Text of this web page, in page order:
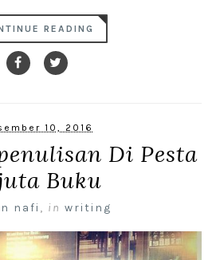
READING
10, 2016
Di Pesta
Buku
nafi , in writing